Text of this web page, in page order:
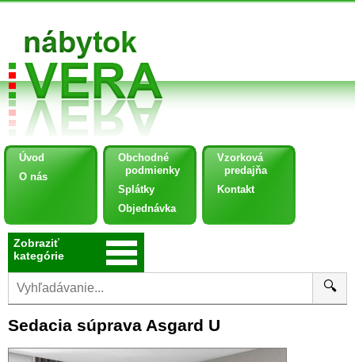
Úvod
O nás
Obchodné
podmienky
Splátky
Objednávka
Vzorková
predajňa
Kontakt
Zobraziť
kategórie
🔍
Sedacia súprava Asgard U